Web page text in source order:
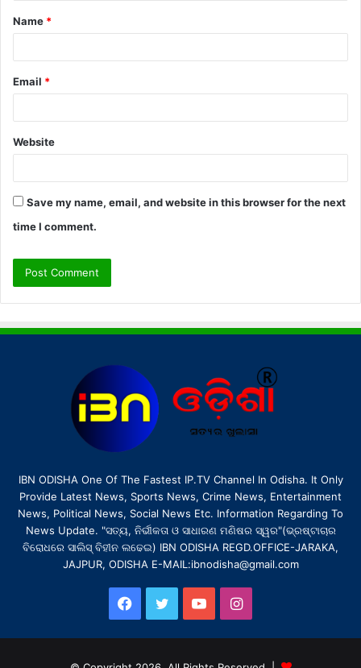
*
Name *
Email *
Website
Save my name, email, and website in this browser for the next
time I comment.
IBN ODISHA One Of The Fastest IP.TV Channel In Odisha. It Only
Provide Latest News, Sports News, Crime News, Entertainment
News, Political News, Social News Etc. Information Regarding To
News Update. "ସତ୍ୟ, ନିର୍ଭୀକତା ଓ ସାଧାରଣ ମଣିଷର ସ୍ୱର"(ଭ୍ରଷ୍ଟାଚାର
ବିରୋଧରେ ସାଲିସ୍ ବିହୀନ ଲଢେଇ) IBN ODISHA REGD.OFFICE-JARAKA,
JAJPUR, ODISHA E-MAIL:ibnodisha@gmail.com
Facebook
TwitterYouTubeInstagram